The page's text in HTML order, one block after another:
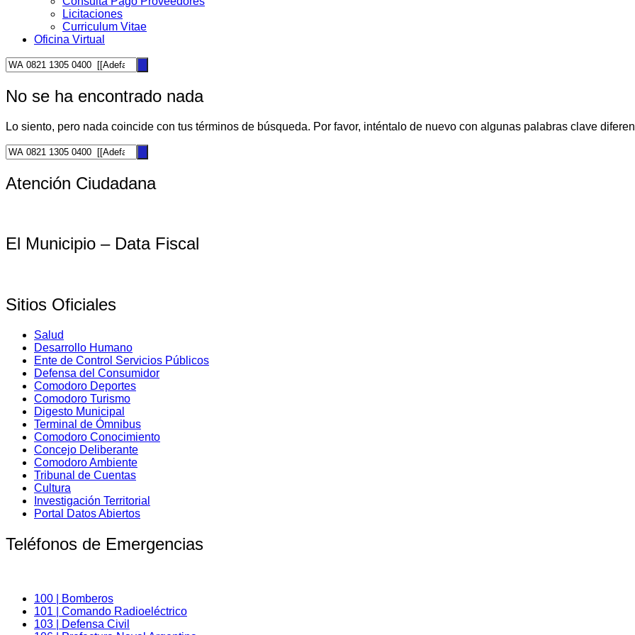
Licitaciones
Curriculum Vitae
Oficina Virtual
No se ha encontrado nada
Lo siento, pero nada coincide con tus términos de búsqueda. Por favor, inténtalo de nuevo con algunas palabras clave
Atención Ciudadana
El Municipio – Data Fiscal
Sitios Oficiales
Salud
Desarrollo Humano
Ente de Control Servicios Públicos
Defensa del Consumidor
Comodoro Deportes
Comodoro Turismo
Digesto Municipal
Terminal de Ómnibus
Comodoro Conocimiento
Concejo Deliberante
Comodoro Ambiente
Tribunal de Cuentas
Cultura
Investigación Territorial
Portal Datos Abiertos
Teléfonos de Emergencias
100 | Bomberos
101 | Comando Radioeléctrico
103 | Defensa Civil